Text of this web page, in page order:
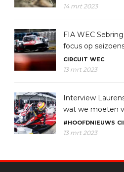
14 mrt 2023
FIA WEC
focus op
CIRCUIT WEC
13 mrt 2023
Interview
wat we moeten
#HOOFDNIEUWS
13 mrt 2023